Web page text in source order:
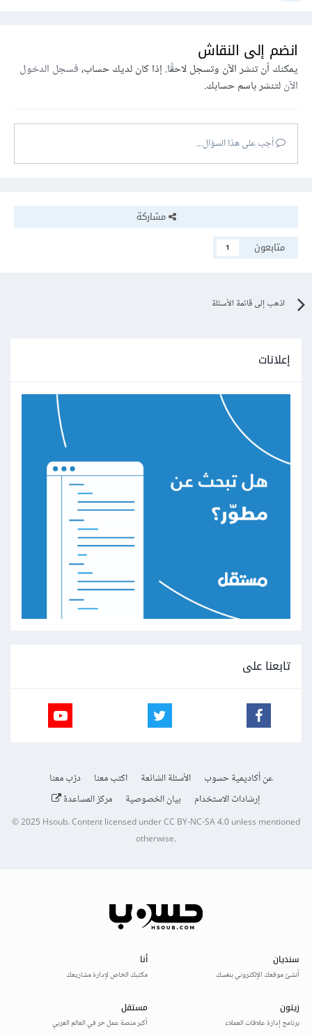
انضم إلى النقاش
يمكنك أن تنشر الآن وتسجل لاحقًا. إذا كان لديك حساب،فسجل الدخول
الآنلتنشر باسم حسابك.
أجب على هذا السؤال...
مشاركة
متابعون
1
اذهب إلى قائمة الأسئلة
إعلانات
تابعنا على
عن أكاديمية حسوب الأسئلة الشائعة اكتب معنا
درّب معنا
إرشادات الاستخدام
بيان الخصوصية مركز المساعدة
© 2025Hsoub.Content licensed underCC BY-NC-SA 4.0unless mentioned
otherwise.